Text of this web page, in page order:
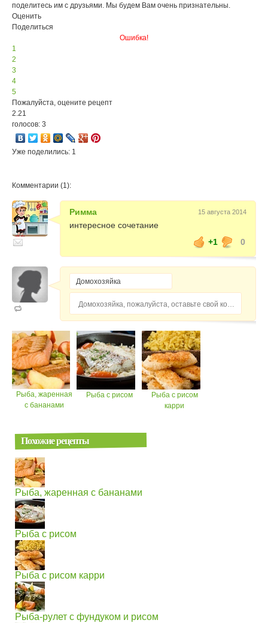
поделитесь им с друзьями. Мы будем Вам очень признательны.
Оценить
Поделиться
Ошибка!
1
2
3
4
5
Пожалуйста, оцените рецепт
2.21
голосов: 3
Уже поделились: 1
Комментарии (1):
Римма 15 августа 2014
интересное сочетание
+1
0
Домохозяйка, пожалуйста, оставьте свой комментарий...
Рыба, жаренная
с бананами
Рыба с рисом
Рыба с рисом
карри
Похожие рецепты
Рыба, жаренная с бананами
Рыба с рисом
Рыба с рисом карри
Рыба-рулет с фундуком и рисом